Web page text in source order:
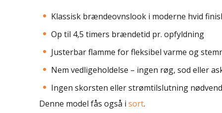
Klassisk brændeovnslook i moderne hvid
Op til 4,5 timers brændetid pr. opfyldning
Justerbar flamme for fleksibel varme og
Nem vedligeholdelse – ingen røg, sod eller
Ingen skorsten eller strømtilslutning
Denne model fås også i sort.